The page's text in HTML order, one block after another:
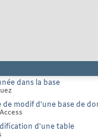
dans la base
modif d'une base de
d'une table